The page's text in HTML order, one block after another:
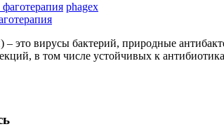
phagex
– это вирусы бактерий, природные
в том числе устойчивых к